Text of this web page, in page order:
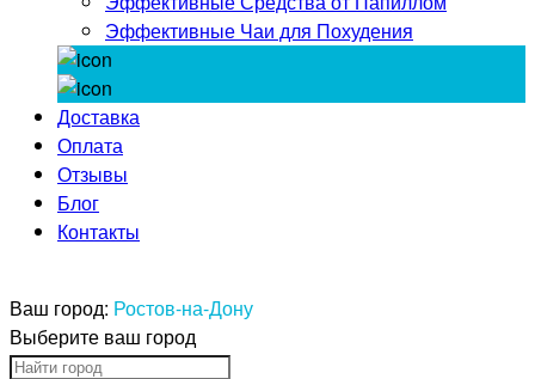
Эффективные Чаи для Похудения
Доставка
Оплата
Отзывы
Блог
Контакты
Ваш город: Ростов-на-Дону
Выберите ваш город